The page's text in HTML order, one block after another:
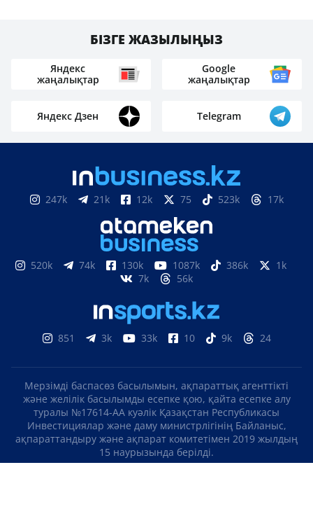
БІЗГЕ ЖАЗЫЛЫҢЫЗ
Яндекс
жаңалықтар
Google
жаңалықтар
Яндекс Дзен Telegram
247k 21k 12k 75 523k 17k
520k 74k 130k 1087k 386k
1k
7k
56k
851 3k 33k 10 9k 24
Мерзімді баспасөз басылымын, ақпараттық агенттікті
және желілік басылымды есепке қою, қайта есепке алу
туралы №17614-АА куәлік Қазақстан Республикасы
Инвестициялар және даму министрлігінің Байланыс,
ақпараттандыру және ақпарат комитетімен 2019 жылдың
15 наурызында берілді.